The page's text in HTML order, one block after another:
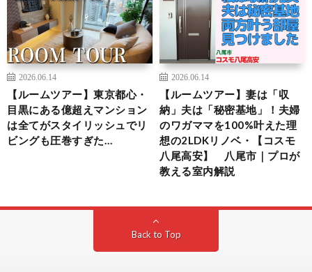
2026.06.14
【ルームツアー】東京都心・
目黒にある億超えマンション
は全てがスタイリッシュでリ
ビングも圧巻すぎた…
2026.06.14
【ルームツアー】妻は「収
納」夫は「秘密基地」！夫婦
のワガママを100%叶えた理
想の2LDKリノベ・【コスモ
八尾高安】 八尾市｜プロが
教える室内解説
Back to Top